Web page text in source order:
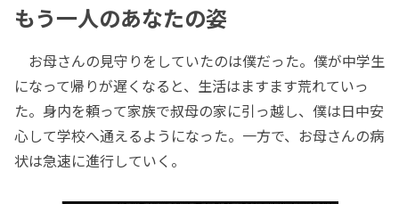
もう一人のあなたの姿
お母さんの見守りをしていたのは僕だった。僕が中学生
になって帰りが遅くなると、生活はますます荒れていっ
た。身内を頼って家族で叔母の家に引っ越し、僕は日中安
心して学校へ通えるようになった。一方で、お母さんの病
状は急速に進行していく。